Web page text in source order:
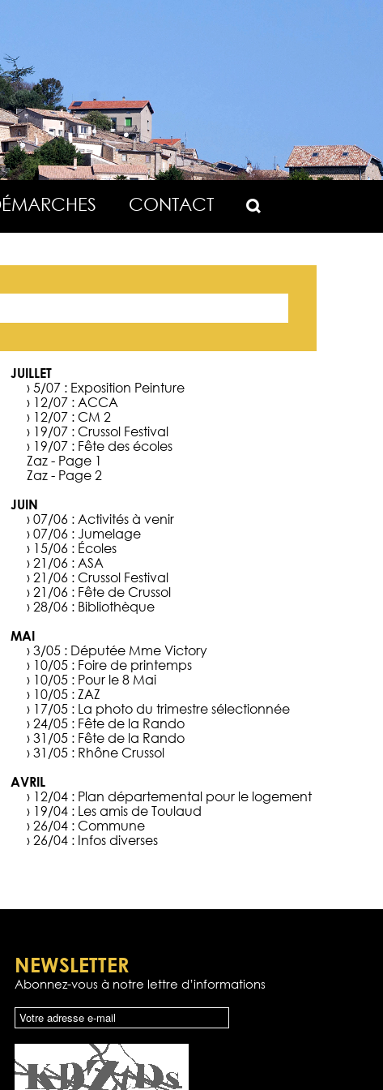
CONTACT
JUILLET
› 5/07 : Exposition Peinture
› 12/07 : ACCA
› 12/07 : CM 2
› 19/07 : Crussol Festival
› 19/07 : Fête des écoles
Zaz - Page 1
Zaz - Page 2
JUIN
› 07/06 : Activités à venir
› 07/06 : Jumelage
› 15/06 : Écoles
› 21/06 : ASA
› 21/06 : Crussol Festival
› 21/06 : Fête de Crussol
› 28/06 : Bibliothèque
MAI
› 3/05 : Députée Mme Victory
› 10/05 : Foire de printemps
› 10/05 : Pour le 8 Mai
› 10/05 : ZAZ
› 17/05 : La photo du trimestre sélectionnée
› 24/05 : Fête de la Rando
› 31/05 : Fête de la Rando
› 31/05 : Rhône Crussol
AVRIL
› 12/04 : Plan départemental pour le logement
› 19/04 : Les amis de Toulaud
› 26/04 : Commune
› 26/04 : Infos diverses
NEWSLETTER
Abonnez-vous à notre lettre d’informations